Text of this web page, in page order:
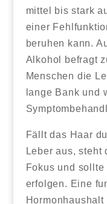
mittel bis stark
einer
beruhen kann.
Alkohol befragt
Menschen die
lange Bank und
Fällt das Haar
Leber aus, steht
Fokus und
erfolgen. Eine